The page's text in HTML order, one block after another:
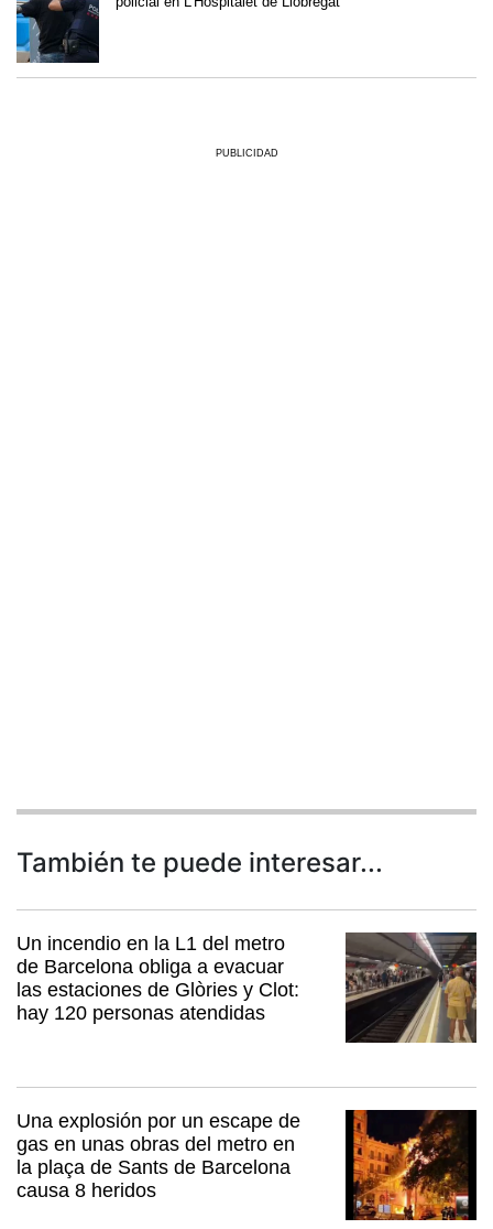
PUBLICIDAD
También te puede interesar...
Un incendio en la L1 del metro
de Barcelona obliga a evacuar
las estaciones de Glòries y Clot:
hay 120 personas atendidas
Una explosión por un escape de
gas en unas obras del metro en
la plaça de Sants de Barcelona
causa 8 heridos